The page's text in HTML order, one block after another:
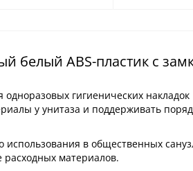
белый ABS-пластик с
гигиенических накладок
у унитаза и поддерживать
использования в общественных
материалов.